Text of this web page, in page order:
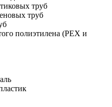
труб
труб
полиэтилена (PEX и